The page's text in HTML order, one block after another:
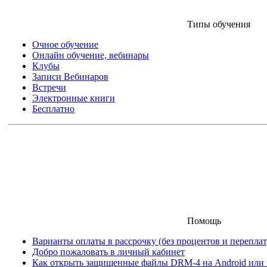
Типы обучения
Очное обучение
Онлайн обучение, вебинары
Клубы
Записи Вебинаров
Встречи
Электронные книги
Бесплатно
Помощь
Варианты оплаты в рассрочку (без процентов и
Добро пожаловать в личный кабинет
Как открыть защищенные файлы DRM-4 на Android или